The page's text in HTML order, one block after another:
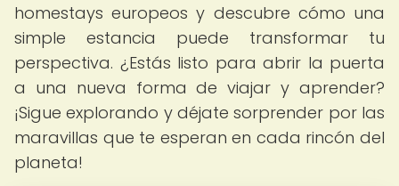
homestays europeos y descubre cómo una
simple estancia puede transformar tu
perspectiva. ¿Estás listo para abrir la puerta
a una nueva forma de viajar y aprender?
¡Sigue explorando y déjate sorprender por las
maravillas que te esperan en cada rincón del
planeta!